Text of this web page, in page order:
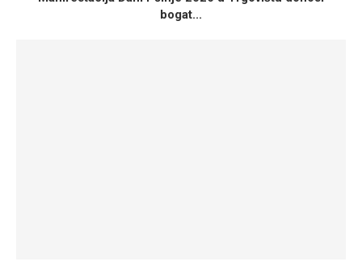
bogat...